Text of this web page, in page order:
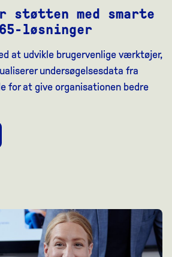
støtten med smarte
løsninger
at udvikle brugervenlige værktøjer,
undersøgelsesdata fra
for at give organisationen bedre